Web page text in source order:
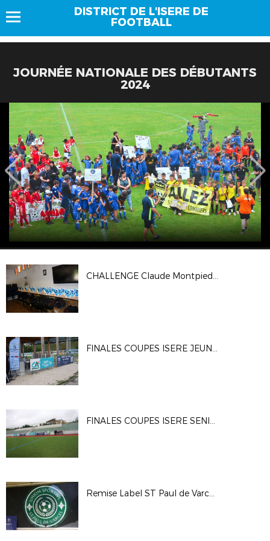
DISTRICT DE L'ISERE DE
FOOTBALL
JOURNÉE NATIONALE DES DÉBUTANTS
2024
CHALLENGE Claude Montpied 2024
FINALES COUPES ISERE JEUNES 2024
FINALES COUPES ISERE SENIORS 2024
Remise Label ST Paul de Varces 2024